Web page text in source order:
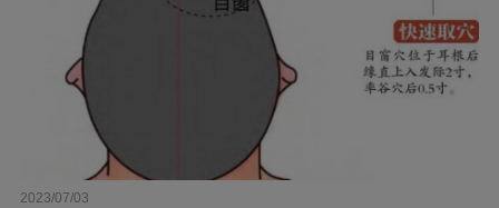
2023/07/03